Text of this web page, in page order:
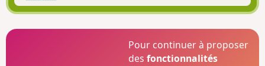
Pour continuer à proposer
desfonctionnalités